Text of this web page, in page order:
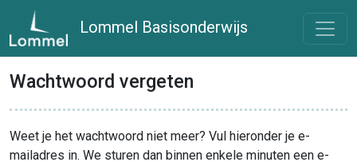
Lommel Basisonderwijs
Wachtwoord vergeten
Weet je het wachtwoord niet meer? Vul hieronder je e-
mailadres in. We sturen dan binnen enkele minuten een e-